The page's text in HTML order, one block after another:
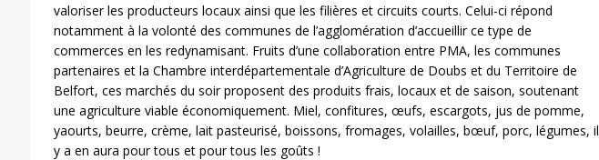
valoriser les producteurs locaux ainsi que les filières et circuits courts. Celui-ci répond
notamment à la volonté des communes de l’agglomération d’accueillir ce type de
commerces en les redynamisant. Fruits d’une collaboration entre PMA, les communes
partenaires et la Chambre interdépartementale d’Agriculture de Doubs et du Territoire de
Belfort, ces marchés du soir proposent des produits frais, locaux et de saison, soutenant
une agriculture viable économiquement. Miel, confitures, œufs, escargots, jus de pomme,
yaourts, beurre, crème, lait pasteurisé, boissons, fromages, volailles, bœuf, porc, légumes, il
y a en aura pour tous et pour tous les goûts !